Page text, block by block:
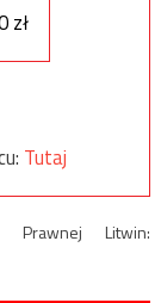
zł
Tutaj
Prawnej Litwin: